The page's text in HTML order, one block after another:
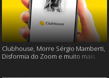
Clubhouse, Morre Sérgio Mamberti,
Disformia do Zoom e muito mais